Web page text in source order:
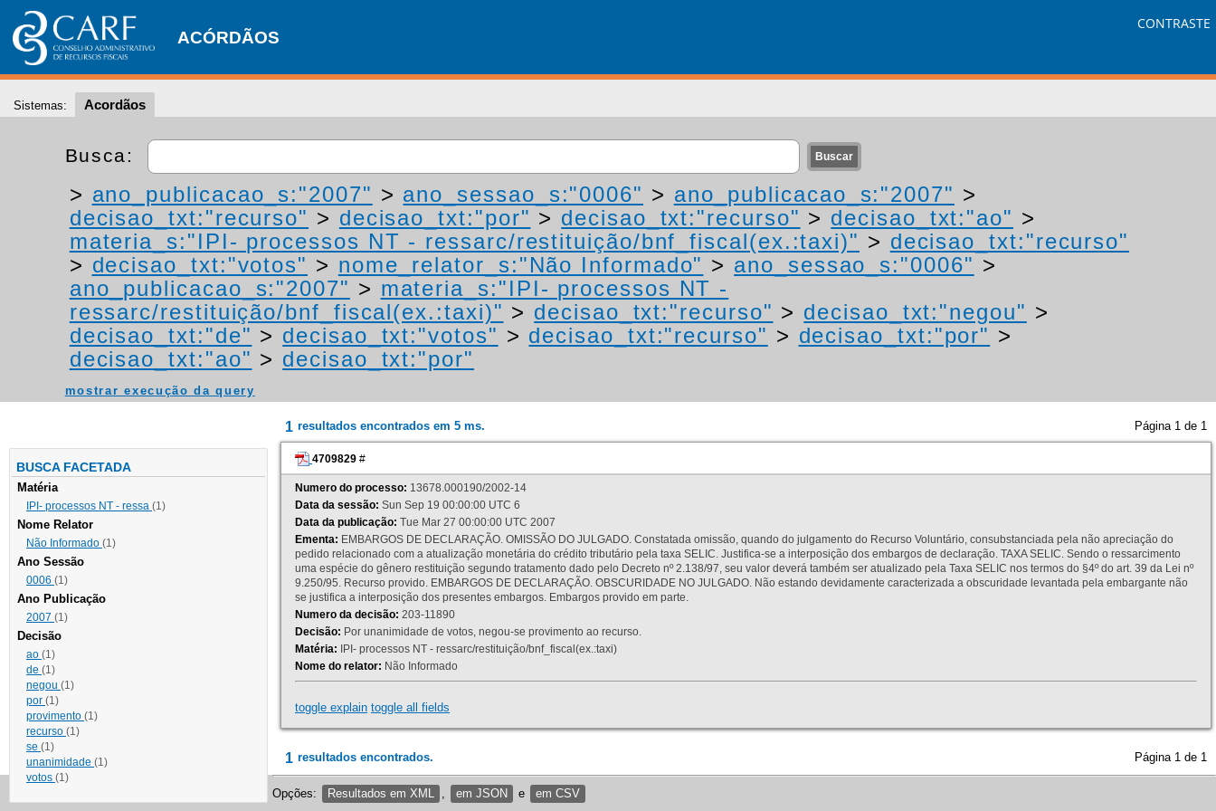
ACÓRDÃOS
CONTRASTE
Sistemas: Acordãos
Busca:
> ano_publicacao_s:"2007" > ano_sessao_s:"0006" > ano_publicacao_s:"2007" >
decisao_txt:"recurso" > decisao_txt:"por" > decisao_txt:"recurso" > decisao_txt:"ao" >
materia_s:"IPI- processos NT - ressarc/restituição/bnf_fiscal(ex.:taxi)" > decisao_txt:"recurso"
> decisao_txt:"votos" > nome_relator_s:"Não Informado" > ano_sessao_s:"0006" >
ano_publicacao_s:"2007" > materia_s:"IPI- processos NT -
ressarc/restituição/bnf_fiscal(ex.:taxi)" > decisao_txt:"recurso" > decisao_txt:"negou" >
decisao_txt:"de" > decisao_txt:"votos" > decisao_txt:"recurso" > decisao_txt:"por" >
decisao_txt:"ao" > decisao_txt:"por"
mostrar execução da query
BUSCA FACETADA
Matéria
IPI- processos NT - ressa (1)
Nome Relator
Não Informado (1)
Ano Sessão
0006 (1)
Ano Publicação
2007 (1)
Decisão
ao (1)
de (1)
negou (1)
por (1)
provimento (1)
recurso (1)
se (1)
unanimidade (1)
votos (1)
1 resultados encontrados em 5 ms. Página 1 de 1
4709829 #
Numero do processo: 13678.000190/2002-14
Data da sessão: Sun Sep 19 00:00:00 UTC 6
Data da publicação: Tue Mar 27 00:00:00 UTC 2007
Ementa: EMBARGOS DE DECLARAÇÃO. OMISSÃO DO JULGADO. Constatada omissão, quando do julgamento do Recurso Voluntário, consubstanciada pela não apreciação do
pedido relacionado com a atualização monetária do crédito tributário pela taxa SELIC. Justifica-se a interposição dos embargos de declaração. TAXA SELIC. Sendo o ressarcimento
uma espécie do gênero restituição segundo tratamento dado pelo Decreto nº 2.138/97, seu valor deverá também ser atualizado pela Taxa SELIC nos termos do §4º do art. 39 da Lei nº
9.250/95. Recurso provido. EMBARGOS DE DECLARAÇÃO. OBSCURIDADE NO JULGADO. Não estando devidamente caracterizada a obscuridade levantada pela embargante não
se justifica a interposição dos presentes embargos. Embargos provido em parte.
Numero da decisão: 203-11890
Decisão: Por unanimidade de votos, negou-se provimento ao recurso.
Matéria: IPI- processos NT - ressarc/restituição/bnf_fiscal(ex.:taxi)
Nome do relator: Não Informado
toggle explain toggle all fields
1 resultados encontrados. Página 1 de 1
Opções: Resultados em XML em JSON e em CSV